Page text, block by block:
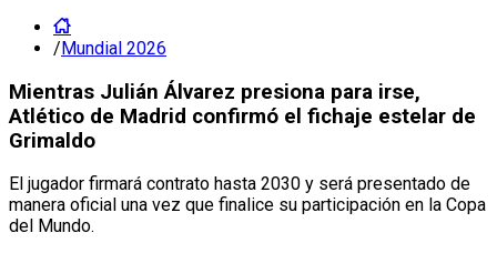
/Mundial 2026
Mientras Julián Álvarez presiona para irse,
Atlético de Madrid confirmó el fichaje estelar de
Grimaldo
El jugador firmará contrato hasta 2030 y será presentado de
manera oficial una vez que finalice su participación en la Copa
del Mundo.